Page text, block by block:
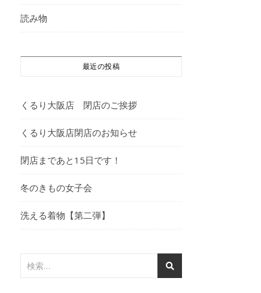
読み物
最近の投稿
くるり大阪店 閉店のご挨拶
くるり大阪店閉店のお知らせ
閉店まであと15日です！
冬のきもの女子会
洗える着物【第二弾】